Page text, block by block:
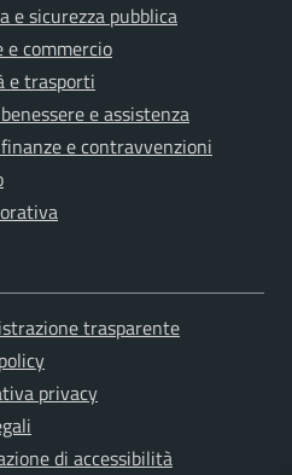
e sicurezza pubblica
e commercio
e trasporti
e assistenza
e contravvenzioni
trasparente
privacy
di accessibilità